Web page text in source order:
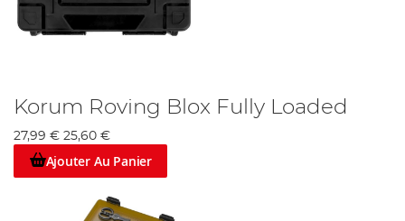
Korum Roving Blox Fully Loaded
27,99 € 25,60 €
Ajouter Au Panier